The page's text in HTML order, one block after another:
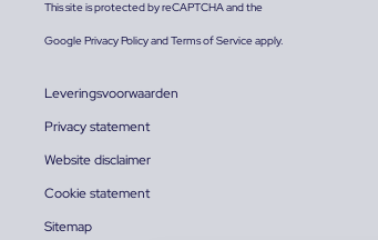
This site is protected by reCAPTCHA and the
GooglePrivacy PolicyandTerms of Serviceapply.
Leveringsvoorwaarden
Privacy statement
Website disclaimer
Cookie statement
Sitemap